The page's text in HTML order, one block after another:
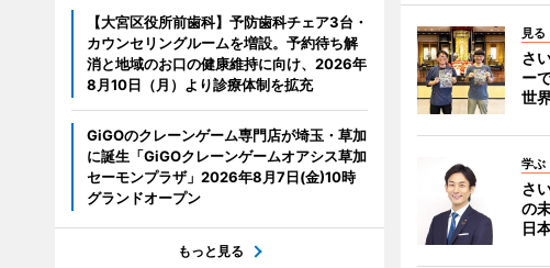
見る
さ
ー
世
学ぶ
さ
の
日
【大宮区役所前歯科】予防歯科チェア3台・
カウンセリングルームを増設。予約待ち解
消と地域のお口の健康維持に向け、2026年
8月10日（月）より診療体制を拡充
GiGOのクレーンゲーム専門店が埼玉・草加
に誕生「GiGOクレーンゲームオアシス草加
セーモンプラザ」2026年8月7日(金)10時
グランドオープン
もっと見る